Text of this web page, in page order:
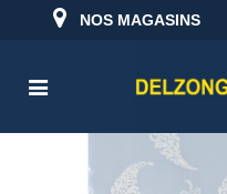
NOS MAGASINS